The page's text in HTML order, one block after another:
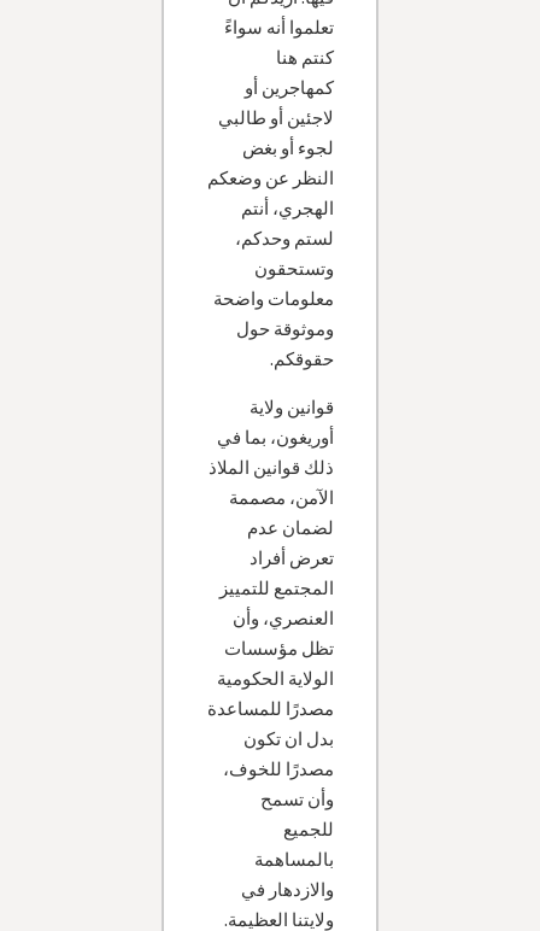
تعلموا أنه سواءً
كنتم هنا
كمهاجرين أو
لاجئين أو طالبي
لجوء أو بغض
النظر عن وضعكم
الهجري، أنتم
لستم وحدكم،
وتستحقون
معلومات واضحة
وموثوقة حول
حقوقكم.
قوانين ولاية
أوريغون، بما في
ذلك قوانين الملاذ
الآمن، مصممة
لضمان عدم
تعرض أفراد
المجتمع للتمييز
العنصري، وأن
تظل مؤسسات
الولاية الحكومية
مصدرًا للمساعدة
بدل ان تكون
مصدرًا للخوف،
وأن تسمح
للجميع
بالمساهمة
والازدهار في
ولايتنا العظيمة.